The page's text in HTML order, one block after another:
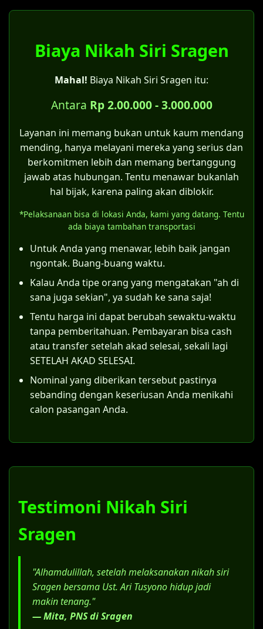
Disdukcapil tidak melakukan pencatatan
perkawinan.
keterangan "kawin belum tercatat".
Catatan penting:
Bagi pasangan yang menikah siri, sangat
disarankan untuk mengajukanitsbat nikah
di Pengadilan Agama Sragenterlebih
dahulu agar pernikahan tersebut sah
menurut hukum negara dan mendapatkan
Meskipun bisa membuat KK, status "kawin
hukum tersendiri, terutama terkait hak dan
kewajiban anak yang lahir dari pernikahan
tersebut.
Untuk pernikahan yang terjadi di era
1974.
Bagi pernikahan yang dilakukan oleh
memiliki halangan kawin menurut UU No.
1 Tahun 1974.
Kategori kelima inilah yang menjadi celah
hukum bagi pernikahan siri. Asalkan
semua rukun dan syarat sahnya nikah
sesuai hukum Islam (sebagaimana
ditegaskan Pasal 4 Kompilasi Hukum Islam),
maka itsbat nikah dapat diajukan.
Langkah konkretnya adalah suami dan istri
bersama-sama mendaftarkan permohonan
ke Pengadilan Agama di wilayah Sragen.
Sebagai contoh, di Pengadilan Agama
Sragen, pemohon harus mempersiapkan
dokumen-dokumen berikut:
Surat permohonan yang ditujukan
kepada Ketua Pengadilan Agama Sragen.
Salinan identitas (KTP) dan Kartu
menikah siri di Sragen (surat nikah siri
Surat konfirmasi dari KUA bahwa
pernikahan belum terdaftar.
Salinan Akta Cerai (bagi yang berstatus
janda/duda).
Surat Kuasa Khusus, jika menggunakan
jasa advokat.
Biaya Nikah Siri Sragen
Mahal! Biaya Nikah Siri Sragen itu:
Antara Rp 2.00.000 - 3.000.000
Layanan ini memang bukan untuk kaum mendang
mending, hanya melayani mereka yang serius dan
berkomitmen lebih dan memang bertanggung
jawab atas hubungan. Tentu menawar bukanlah
hal bijak, karena paling akan diblokir.
*Pelaksanaan bisa di lokasi Anda, kami yang datang. Tentu
ada biaya tambahan transportasi
Untuk Anda yang menawar, lebih baik jangan
ngontak. Buang-buang waktu.
Kalau Anda tipe orang yang mengatakan "ah di
sana juga sekian", ya sudah ke sana saja!
Tentu harga ini dapat berubah sewaktu-waktu
tanpa pemberitahuan. Pembayaran bisa cash
atau transfer setelah akad selesai, sekali lagi
SETELAH AKAD SELESAI.
Nominal yang diberikan tersebut pastinya
sebanding dengan keseriusan Anda menikahi
calon pasangan Anda.
Testimoni Nikah Siri
Sragen
"Alhamdulillah, setelah melaksanakan nikah siri
Sragen bersama Ust. Ari Tusyono hidup jadi
makin tenang."
— Mita, PNS di Sragen